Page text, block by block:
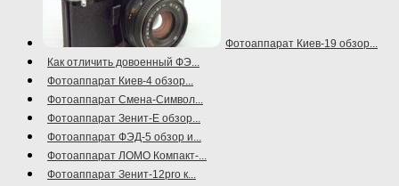
Фотоаппарат Киев-19 обзор...
Как отличить довоенный ФЭ...
Фотоаппарат Киев-4 обзор...
Фотоаппарат Смена-Символ...
Фотоаппарат Зенит-Е обзор...
Фотоаппарат ФЭД-5 обзор и...
Фотоаппарат ЛОМО Компакт-...
Фотоаппарат Зенит-12pro к...